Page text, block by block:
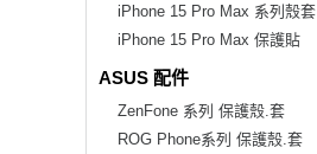
iPhone 15 Pro Max 系列殼套
iPhone 15 Pro Max 保護貼
ASUS 配件
ZenFone 系列 保護殼.套
ROG Phone系列 保護殼.套